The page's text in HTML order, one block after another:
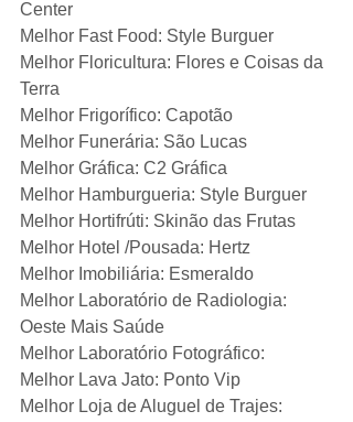
Center
Melhor Fast Food: Style Burguer
Melhor Floricultura: Flores e Coisas da
Terra
Melhor Frigorífico: Capotão
Melhor Funerária: São Lucas
Melhor Gráfica: C2 Gráfica
Melhor Hamburgueria: Style Burguer
Melhor Hortifrúti: Skinão das Frutas
Melhor Hotel /Pousada: Hertz
Melhor Imobiliária: Esmeraldo
Melhor Laboratório de Radiologia:
Oeste Mais Saúde
Melhor Laboratório Fotográfico:
Melhor Lava Jato: Ponto Vip
Melhor Loja de Aluguel de Trajes: